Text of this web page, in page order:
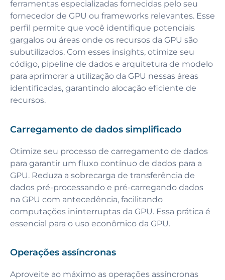
ferramentas especializadas fornecidas pelo seu
fornecedor de GPU ou frameworks relevantes. Esse
perfil permite que você identifique potenciais
gargalos ou áreas onde os recursos da GPU são
subutilizados. Com esses insights, otimize seu
código, pipeline de dados e arquitetura de modelo
para aprimorar a utilização da GPU nessas áreas
identificadas, garantindo alocação eficiente de
recursos.
Carregamento de dados simplificado
Otimize seu processo de carregamento de dados
para garantir um fluxo contínuo de dados para a
GPU. Reduza a sobrecarga de transferência de
dados pré-processando e pré-carregando dados
na GPU com antecedência, facilitando
computações ininterruptas da GPU. Essa prática é
essencial para o uso econômico da GPU.
Operações assíncronas
Aproveite ao máximo as operações assíncronas